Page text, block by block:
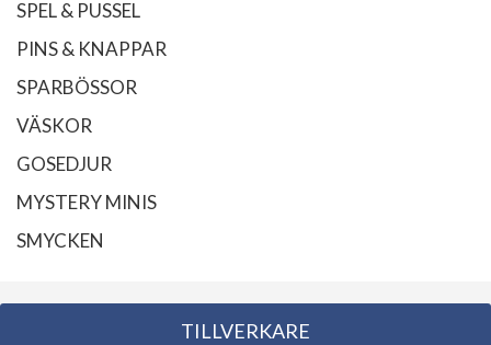
SPEL & PUSSEL
PINS & KNAPPAR
SPARBÖSSOR
VÄSKOR
GOSEDJUR
MYSTERY MINIS
SMYCKEN
TILLVERKARE